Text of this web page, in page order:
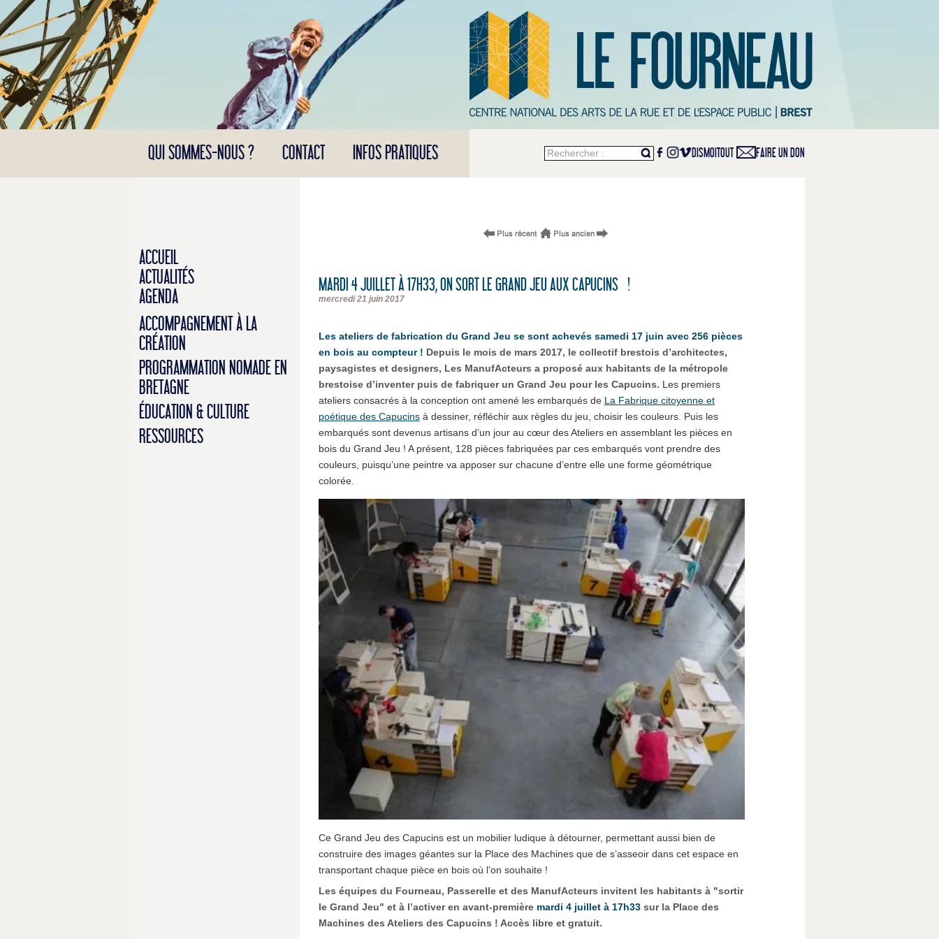
Panneau de gestion des cookies
QUI SOMMES-NOUS ? CONTACT INFOS PRATIQUES Rechercher : DISMOITOUT FAIRE UN DON
ACCUEIL
ACTUALITÉS
AGENDA
ACCOMPAGNEMENT À LA
CRÉATION
PROGRAMMATION NOMADE EN
BRETAGNE
ÉDUCATION & CULTURE
RESSOURCES
MARDI 4 JUILLET À 17H33, ON SORT LE GRAND JEU AUX CAPUCINS !
mercredi 21 juin 2017
Les ateliers de fabrication du Grand Jeu se sont achevés samedi 17 juin avec 256 pièces
en bois au compteur ! Depuis le mois de mars 2017, le collectif brestois d’architectes,
paysagistes et designers, Les ManufActeurs a proposé aux habitants de la métropole
brestoise d’inventer puis de fabriquer un Grand Jeu pour les Capucins. Les premiers
ateliers consacrés à la conception ont amené les embarqués de La Fabrique citoyenne et
poétique des Capucinsà dessiner, réfléchir aux règles du jeu, choisir les couleurs. Puis les
embarqués sont devenus artisans d’un jour au cœur des Ateliers en assemblant les pièces en
bois du Grand Jeu ! A présent, 128 pièces fabriquées par ces embarqués vont prendre des
couleurs, puisqu’une peintre va apposer sur chacune d’entre elle une forme géométrique
colorée.
Ce Grand Jeu des Capucins est un mobilier ludique à détourner, permettant aussi bien de
construire des images géantes sur la Place des Machines que de s’asseoir dans cet espace en
transportant chaque pièce en bois où l’on souhaite !
Les équipes du Fourneau, Passerelle et des ManufActeurs invitent les habitants à "sortir
le Grand Jeu" et à l’activer en avant-première mardi 4 juillet à 17h33sur la Place des
Machines des Ateliers des Capucins ! Accès libre et gratuit.